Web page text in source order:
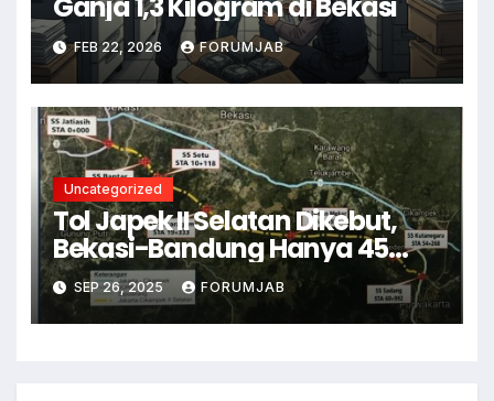
Ganja 1,3 Kilogram di Bekasi
FEB 22, 2026 FORUMJAB
Uncategorized
Tol Japek II Selatan Dikebut,
Bekasi-Bandung Hanya 45
Menit!
SEP 26, 2025 FORUMJAB